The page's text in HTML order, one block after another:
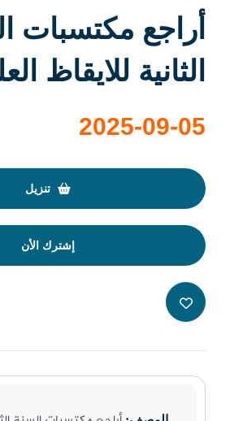
أراجع مكتسبات
الثانية للايقاظ
2025-09-05
تنزيل
إشترك الأن